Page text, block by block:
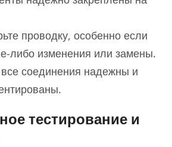
проводку, особенно если
либо изменения или замены.
соединения надежны и
тестирование и